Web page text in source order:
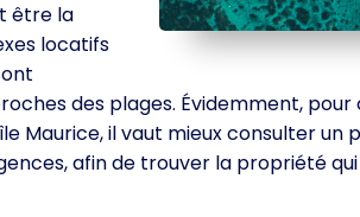
être la
locatifs
des plages. Évidemment, pour
Maurice, il vaut mieux consulter un
afin de trouver la propriété